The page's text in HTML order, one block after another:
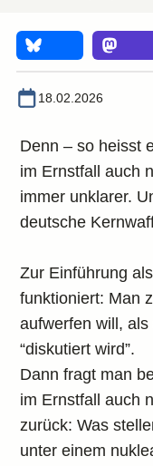
18.02.2026
Denn – so heisst
im Ernstfall auch
immer unklarer.
deutsche
Zur Einführung
funktioniert: Man
aufwerfen will, als
“diskutiert wird”.
Dann fragt man
im Ernstfall auch
zurück: Was
unter einem